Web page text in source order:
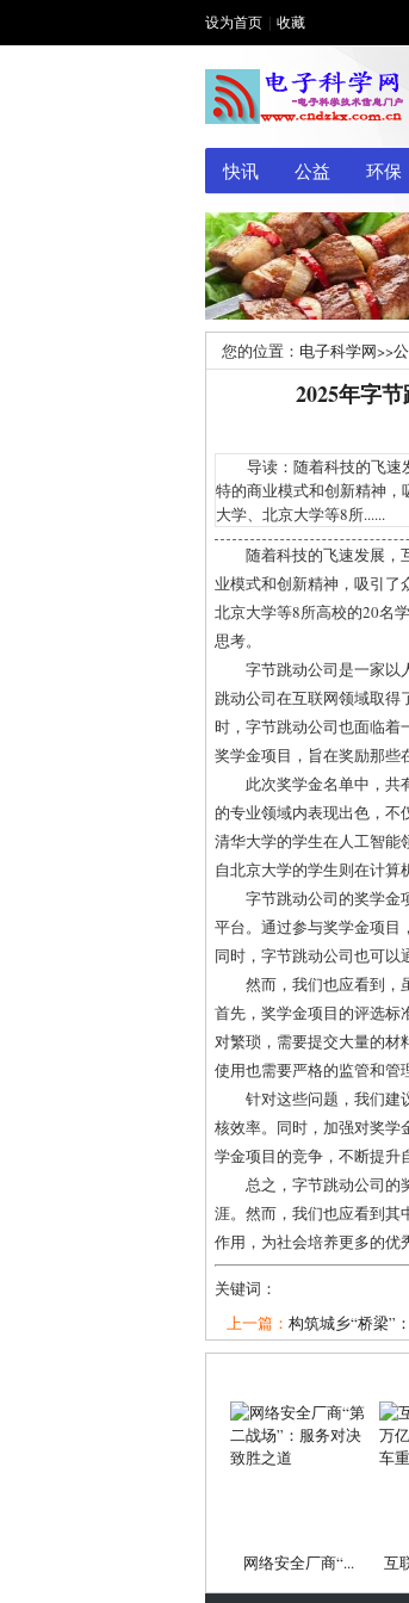
设为首页 收藏
快讯 公益 环保
您的位置： 电子科学网>>
2025年字
导读：随着科技的飞速
特的商业模式和创新精神
大学、北京大学等8所......
随着科技的飞速发展，
业模式和创新精神，吸引了
北京大学等8所高校的20名
思考。
字节跳动公司是一家以
跳动公司在互联网领域取得
时，字节跳动公司也面临着
奖学金项目，旨在奖励那些
此次奖学金名单中，共
的专业领域内表现出色，不
清华大学的学生在人工智能
自北京大学的学生则在计算
字节跳动公司的奖学金
平台。通过参与奖学金项目
同时，字节跳动公司也可以
然而，我们也应看到，
首先，奖学金项目的评选标
对繁琐，需要提交大量的材
使用也需要严格的监管和管
针对这些问题，我们建
核效率。同时，加强对奖学
学金项目的竞争，不断提升
总之，字节跳动公司的
涯。然而，我们也应看到其
作用，为社会培养更多的优
关键词：
上一篇： 构筑城乡“桥梁”
网络安全厂商“... 互